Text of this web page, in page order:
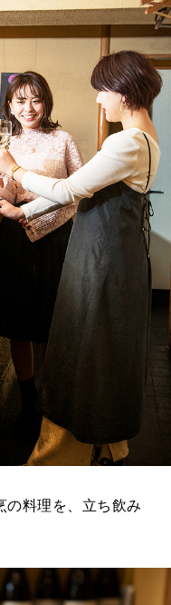
想図 2026」
・開運術。」
、幸せ」
常識。」
の料理を、立ち飲み